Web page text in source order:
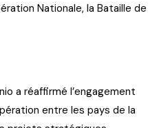
Nationale, la Bataille de
a réaffirmé l’engagement
entre les pays de la